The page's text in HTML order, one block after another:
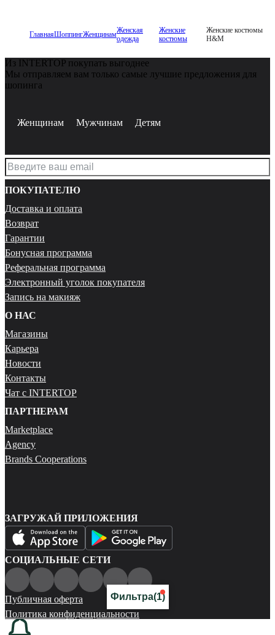
ГлавнаяШоппингЖенщинамЖенская
одежда
Женские
костюмы
Женские костюмы
H&M
Фильтра(1)
Из INTERTOP покупать выгоднее
Мы отправляем вам только самые лучшие предложения для
шопинга
Женщинам Мужчинам Детям
ПОКУПАТЕЛЮ
Доставка и оплата
Возврат
Гарантии
Бонусная программа
Реферальная программа
Электронный уголок покупателя
Запись на макияж
О НАС
Магазины
Карьера
Новости
Контакты
Чат с INTERTOP
ПАРТНЕРАМ
Marketplace
Agency
Brands Cooperations
ЗАГРУЖАЙ ПРИЛОЖЕНИЯ
СОЦИАЛЬНЫЕ СЕТИ
Публичная оферта
Политика конфиденциальности
Карта сайта